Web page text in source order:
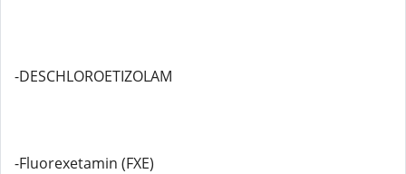
-DESCHLOROETIZOLAM
-Fluorexetamin (FXE)